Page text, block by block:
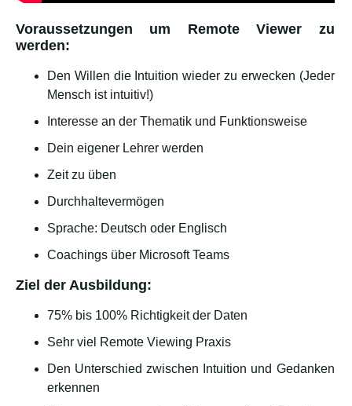
Voraussetzungen um Remote Viewer zu
werden:
Den Willen die Intuition wieder zu erwecken (Jeder
Mensch ist intuitiv!)
Interesse an der Thematik und Funktionsweise
Dein eigener Lehrer werden
Zeit zu üben
Durchhaltevermögen
Sprache: Deutsch oder Englisch
Coachings über Microsoft Teams
Ziel der Ausbildung:
75% bis 100% Richtigkeit der Daten
Sehr viel Remote Viewing Praxis
Den Unterschied zwischen Intuition und Gedanken
erkennen